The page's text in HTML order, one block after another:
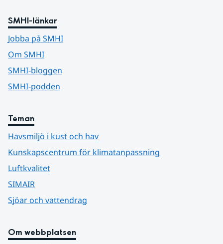
SMHI-länkar
Jobba på SMHI
Om SMHI
SMHI-bloggen
SMHI-podden
Teman
Havsmiljö i kust och hav
Kunskapscentrum för klimatanpassning
Luftkvalitet
SIMAIR
Sjöar och vattendrag
Om webbplatsen